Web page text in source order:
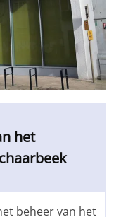
het
beheer van het